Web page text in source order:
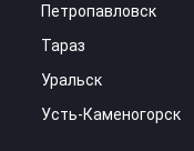
Петропавловск
Тараз
Уральск
Усть-Каменогорск